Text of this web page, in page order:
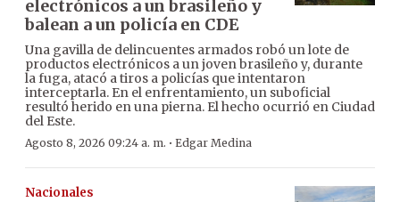
electrónicos a un brasileño y
balean a un policía en CDE
Una gavilla de delincuentes armados robó un lote de
productos electrónicos a un joven brasileño y, durante
la fuga, atacó a tiros a policías que intentaron
interceptarla. En el enfrentamiento, un suboficial
resultó herido en una pierna. El hecho ocurrió en Ciudad
del Este.
Agosto 8, 2026 09:24 a. m. · Edgar Medina
Nacionales